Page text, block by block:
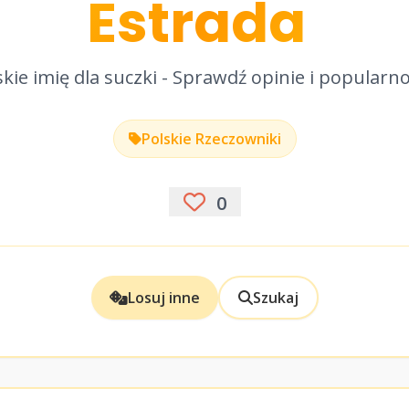
Estrada
imię dla suczki - Sprawdź opinie i
Polskie Rzeczowniki
0
Losuj inne Szukaj